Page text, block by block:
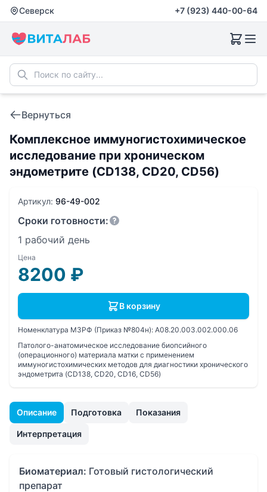
Северск +7 (923) 440-00-64
Вернуться
Комплексное иммуногистохимическое
исследование при хроническом
эндометрите (CD138, CD20, CD56)
Описание Подготовка Показания
Интерпретация
Биоматериал: Готовый гистологический
препарат
Артикул: 96-49-002
Сроки готовности:
1 рабочий день
Цена
8200 ₽
В корзину
Номенклатура МЗРФ (Приказ №804н): A08.20.003.002.000.06
Патолого-анатомическое исследование биопсийного
(операционного) материала матки с применением
иммуногистохимических методов для диагностики хронического
эндометрита (CD138, CD20, CD16, CD56)